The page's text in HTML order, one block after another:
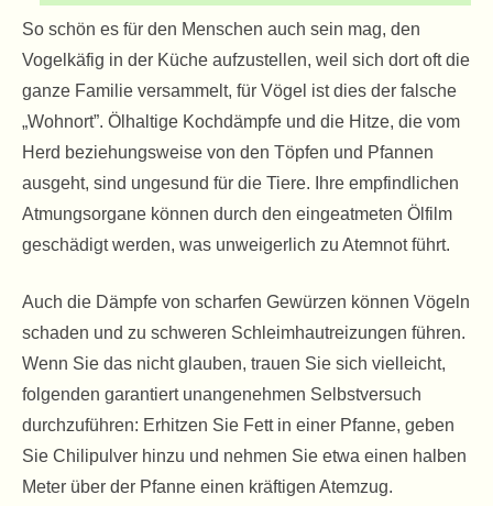
So schön es für den Menschen auch sein mag, den
Vogelkäfig in der Küche aufzustellen, weil sich dort oft die
ganze Familie versammelt, für Vögel ist dies der falsche
„Wohnort”. Ölhaltige Kochdämpfe und die Hitze, die vom
Herd beziehungsweise von den Töpfen und Pfannen
ausgeht, sind ungesund für die Tiere. Ihre empfindlichen
Atmungsorgane können durch den eingeatmeten Ölfilm
geschädigt werden, was unweigerlich zu Atemnot führt.
Auch die Dämpfe von scharfen Gewürzen können Vögeln
schaden und zu schweren Schleimhautreizungen führen.
Wenn Sie das nicht glauben, trauen Sie sich vielleicht,
folgenden garantiert unangenehmen Selbstversuch
durchzuführen: Erhitzen Sie Fett in einer Pfanne, geben
Sie Chilipulver hinzu und nehmen Sie etwa einen halben
Meter über der Pfanne einen kräftigen Atemzug.